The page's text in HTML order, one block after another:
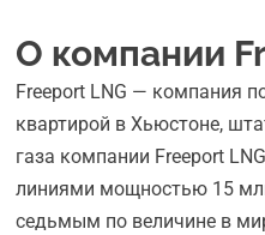
О компании
Freeport LNG — компания
квартирой в Хьюстоне,
газа компании Freeport
линиями мощностью 15
седьмым по величине в